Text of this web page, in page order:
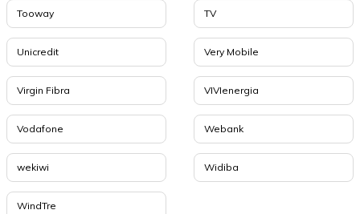
Tooway TV
Unicredit Very Mobile
Virgin Fibra VIVIenergia
Vodafone Webank
wekiwi Widiba
WindTre